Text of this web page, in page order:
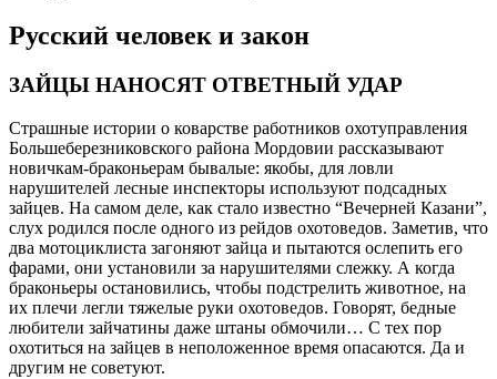
Русский человек и закон
ЗАЙЦЫ НАНОСЯТ ОТВЕТНЫЙ УДАР
Страшные истории о коварстве работников охотуправления
Большеберезниковского района Мордовии рассказывают
новичкам-браконьерам бывалые: якобы, для ловли
нарушителей лесные инспекторы используют подсадных
зайцев. На самом деле, как стало известно “Вечерней Казани”,
слух родился после одного из рейдов охотоведов. Заметив, что
два мотоциклиста загоняют зайца и пытаются ослепить его
фарами, они установили за нарушителями слежку. А когда
браконьеры остановились, чтобы подстрелить животное, на
их плечи легли тяжелые руки охотоведов. Говорят, бедные
любители зайчатины даже штаны обмочили… С тех пор
охотиться на зайцев в неположенное время опасаются. Да и
другим не советуют.